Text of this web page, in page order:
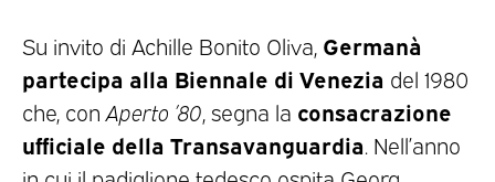
Su invito di Achille Bonito Oliva, Germanà
partecipa alla Biennale di Venezia del 1980
che, con Aperto ’80 , segna la consacrazione
ufficiale della Transavanguardia . Nell’anno